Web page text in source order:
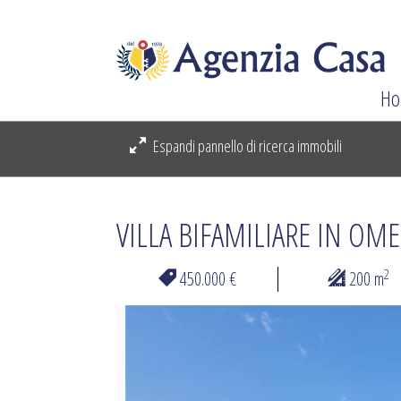
Espandi pannello di ricerca immobili
VILLA BIFAMILIARE IN
450.000 € 200 m2